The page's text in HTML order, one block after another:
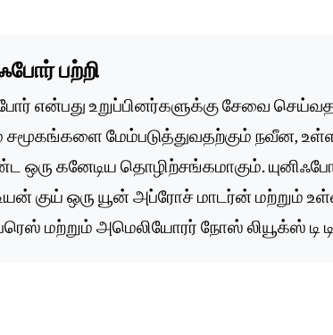
பற்றி
என்பது உறுப்பினர்களுக்கு சேவை
சமூகங்களை மேம்படுத்துவதற்கும் நவீன,
கனேடிய தொழிற்சங்கமாகும்.
குய் ஒரு யூன் அப்ரோச் மாடர்ன் மற்றும்
மற்றும் அமெலியோரர் நோஸ் லியூக்ஸ் டி